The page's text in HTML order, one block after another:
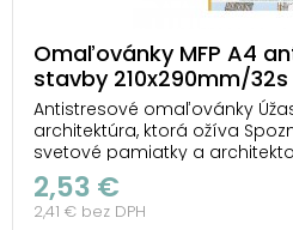
Omaľovánky MFP A4
stavby 210x290mm/32s
Antistresové omaľovánky
architektúra, ktorá ožíva
svetové pamiatky a
perspektívy – cez vlastnú
omaľovánky Úžasné stavby
vyfarbiť slávne budovy,
2,53 €
2,41 € bez DPH